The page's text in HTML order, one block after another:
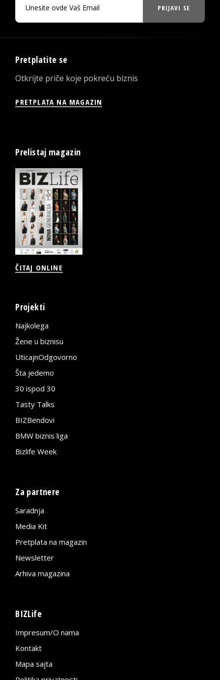
PRIJAVI SE
Pretplatite se
Otkrijte priče koje pokreću biznis
PRETPLATA NA MAGAZIN
Prelistaj magazin
ČITAJ ONLINE
Projekti
Najkolega
Žene u biznisu
UticajnOdgovorno
Šta jedemo
30 ispod 30
Tasty Talks
BIZBendovi
BMW biznis liga
Bizlife Week
Za partnere
Saradnja
Media Kit
Pretplata na magazin
Newsletter
Arhiva magazina
BIZLife
Impresum/O nama
Kontakt
Mapa sajta